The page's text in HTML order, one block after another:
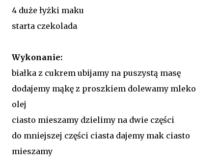
4 duże łyżki maku
starta czekolada
Wykonanie:
białka z cukrem ubijamy na puszystą masę
dodajemy mąkę z proszkiem dolewamy mleko
olej
ciasto mieszamy dzielimy na dwie części
do mniejszej części ciasta dajemy mak ciasto
mieszamy